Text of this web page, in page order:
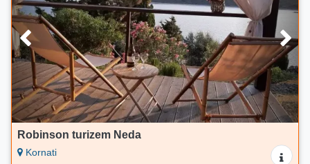
Robinson turizem Neda
Kornati